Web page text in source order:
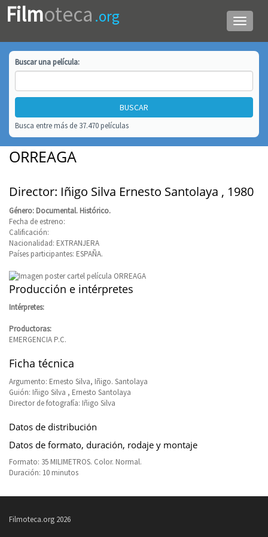
Menú
de
Filmoteca .org
Buscar unapelícula:
Busca entre más de 37.470 películas
ORREAGA
Director: Iñigo Silva Ernesto Santolaya , 1980
Género: Documental. Histórico.
Fecha de estreno:
Calificación:
Nacionalidad: EXTRANJERA
Países participantes: ESPAÑA.
Producción e intérpretes
Intérpretes:
Productoras:
EMERGENCIA P.C.
Ficha técnica
Argumento: Ernesto Silva, Iñigo. Santolaya
Guión: Iñigo Silva , Ernesto Santolaya
Director de fotografía: Iñigo Silva
Datos de distribución
Datos de formato, duración, rodaje y montaje
Formato: 35 MILIMETROS. Color. Normal.
Duración: 10 minutos
Filmoteca.org 2026